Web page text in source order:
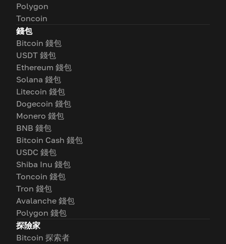
Polygon
Toncoin
錢包
Bitcoin 錢包
USDT 錢包
Ethereum 錢包
Solana 錢包
Litecoin 錢包
Dogecoin 錢包
Monero 錢包
BNB 錢包
Bitcoin Cash 錢包
USDC 錢包
Shiba Inu 錢包
Toncoin 錢包
Tron 錢包
Avalanche 錢包
Polygon 錢包
探險家
Bitcoin 探索者